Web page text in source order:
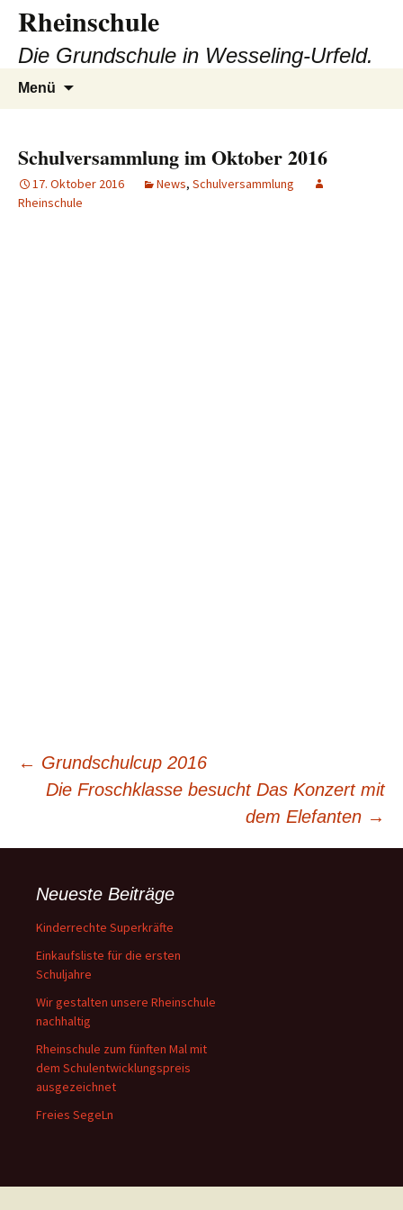
Zum
Inhalt
springen
Rheinschule
Die Grundschule in Wesseling-Urfeld.
Menü
Schulversammlung im Oktober 2016
17. Oktober 2016 News, Schulversammlung
Rheinschule
Beitragsnavigation
← Grundschulcup 2016
Die Froschklasse besucht Das Konzert mit
dem Elefanten →
Neueste Beiträge
Kinderrechte Superkräfte
Einkaufsliste für die ersten
Schuljahre
Wir gestalten unsere Rheinschule
nachhaltig
Rheinschule zum fünften Mal mit
dem Schulentwicklungspreis
ausgezeichnet
Freies SegeLn